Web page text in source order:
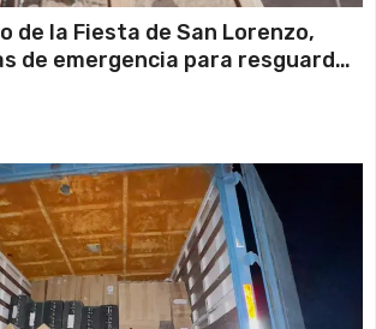
de la Fiesta de San Lorenzo,
de emergencia para resguardar